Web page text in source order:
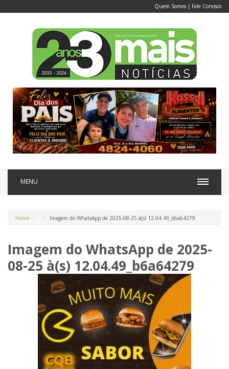
Quem Somos | Fale Conosco
MENU
Home Imagem do WhatsApp de 2025-08-25 à(s) 12.04.49_b6a64279
Imagem do WhatsApp de 2025-
08-25 à(s) 12.04.49_b6a64279